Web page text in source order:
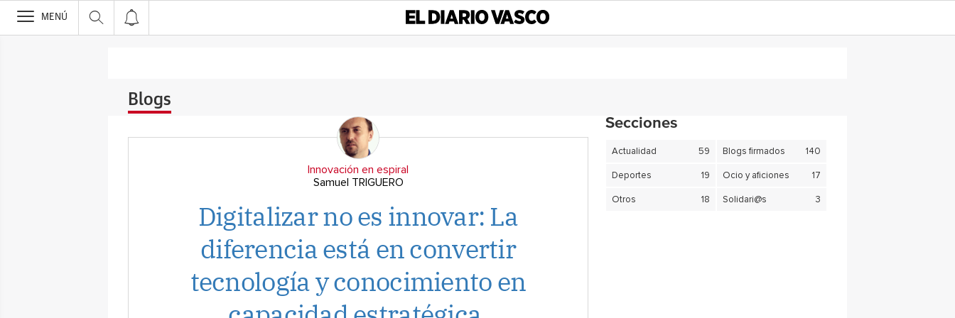
>
MENÚ
Blogs
Innovación en espiral
Samuel TRIGUERO
Digitalizar no es innovar: La
diferencia está en convertir
tecnología y conocimiento en
Secciones
Actualidad 59 Blogs firmados 140
Deportes 19 Ocio y aficiones 17
Otros 18 Solidari@s 3